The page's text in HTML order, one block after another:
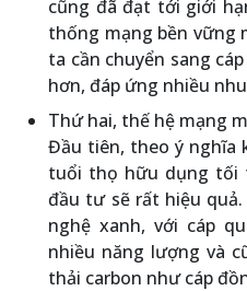
cũng đã đạt tới giới
thống mạng bền vững
ta cần chuyển sang
hơn, đáp ứng nhiều
Thứ hai, thế hệ mạng
Đầu tiên, theo ý nghĩa
tuổi thọ hữu dụng tối
đầu tư sẽ rất hiệu
nghệ xanh, với cáp
nhiều năng lượng và
thải carbon như cáp